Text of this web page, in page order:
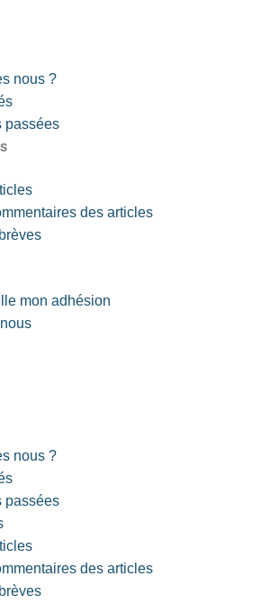
nous ?
passées
des articles
mon adhésion
nous ?
passées
des articles